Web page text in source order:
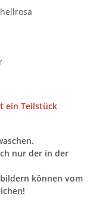
ein Teilstück
nur der in der
können vom